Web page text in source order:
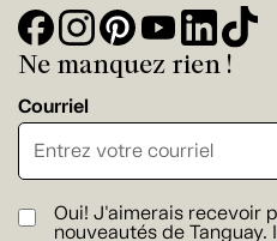
Ne manquez rien !
Courriel
Oui! J'aimerais recevoir
nouveautés de Tanguay.